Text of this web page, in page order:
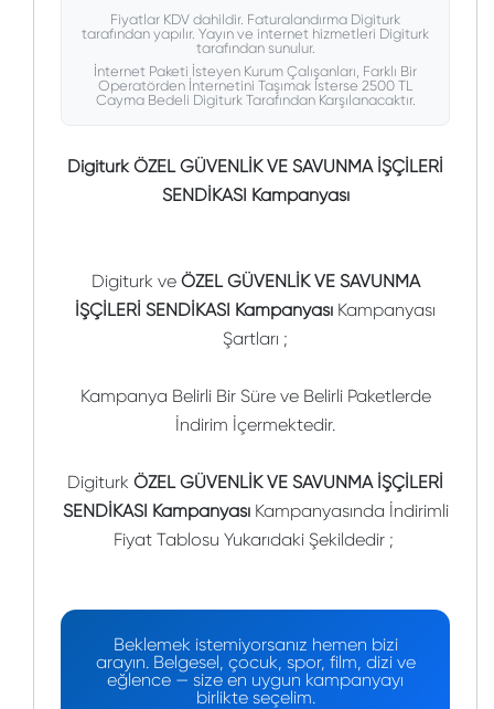
Fiyatlar KDV dahildir. Faturalandırma Digiturk
tarafından yapılır. Yayın ve internet hizmetleri Digiturk
tarafından sunulur.
İnternet Paketi İsteyen Kurum Çalışanları, Farklı Bir
Operatörden İnternetini Taşımak İsterse 2500 TL
Cayma Bedeli Digiturk Tarafından Karşılanacaktır.
Digiturk ÖZEL GÜVENLİK VE SAVUNMA İŞÇİLERİ
SENDİKASI Kampanyası
Digiturk ve ÖZEL GÜVENLİK VE SAVUNMA
İŞÇİLERİ SENDİKASI Kampanyası Kampanyası
Şartları ;
Kampanya Belirli Bir Süre ve Belirli Paketlerde
İndirim İçermektedir.
Digiturk ÖZEL GÜVENLİK VE SAVUNMA İŞÇİLERİ
SENDİKASI KampanyasıKampanyasında İndirimli
Fiyat Tablosu Yukarıdaki Şekildedir ;
Beklemek istemiyorsanız hemen bizi
arayın. Belgesel, çocuk, spor, film, dizi ve
eğlence — size en uygun kampanyayı
birlikte seçelim.